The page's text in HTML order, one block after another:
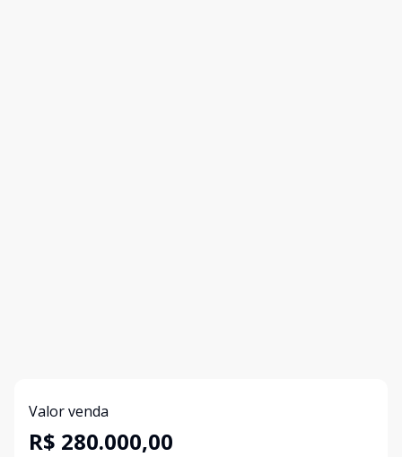
Valor venda
R$ 280.000,00